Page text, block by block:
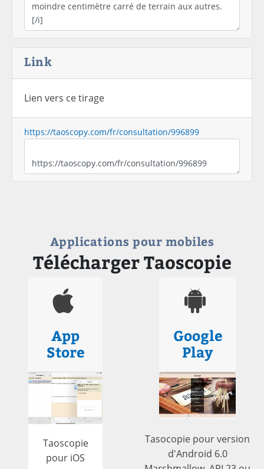
Link
Lien vers ce tirage
https://taoscopy.com/fr/consultation/996899
Applications pour mobiles
Télécharger Taoscopie
App
Store
Taoscopie
pour iOS
Google
Play
Tasocopie pour version
d'Android 6.0